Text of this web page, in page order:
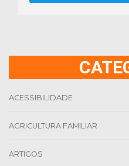
ACESSIBILIDADE
AGRICULTURA FAMILIAR
ARTIGOS